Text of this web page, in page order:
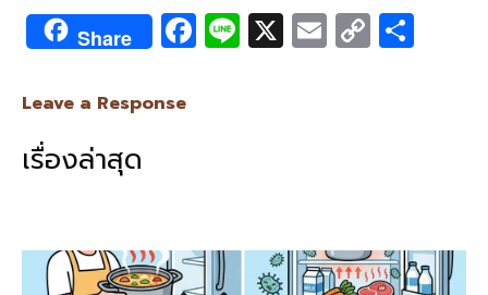
Share F
k
Li X E C
Leave a Response
เรื่องล่าสุด